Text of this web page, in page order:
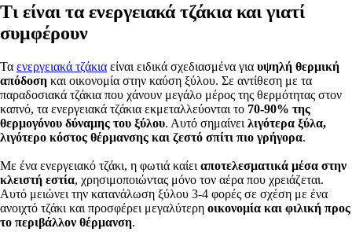
Τι είναι τα ενεργειακά τζάκια και γιατί
συμφέρουν
Τα ενεργειακά τζάκια είναι ειδικά σχεδιασμένα για υψηλή θερμική
απόδοση και οικονομία στην καύση ξύλου. Σε αντίθεση με τα
παραδοσιακά τζάκια που χάνουν μεγάλο μέρος της θερμότητας στον
καπνό, τα ενεργειακά τζάκια εκμεταλλεύονται το 70-90% της
θερμογόνου δύναμης του ξύλου. Αυτό σημαίνει λιγότερα ξύλα,
λιγότερο κόστος θέρμανσης και ζεστό σπίτι πιο γρήγορα.
Με ένα ενεργειακό τζάκι, η φωτιά καίει αποτελεσματικά μέσα στην
κλειστή εστία, χρησιμοποιώντας μόνο τον αέρα που χρειάζεται.
Αυτό μειώνει την κατανάλωση ξύλου 3-4 φορές σε σχέση με ένα
ανοιχτό τζάκι και προσφέρει μεγαλύτερη οικονομία και φιλική προς
το περιβάλλον θέρμανση.